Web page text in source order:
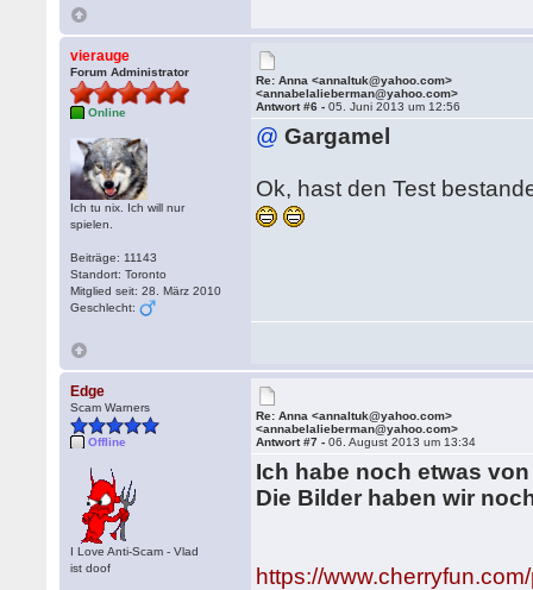
vierauge
Forum Administrator
Online
Ich tu nix. Ich will nur
spielen.
Beiträge: 11143
Standort: Toronto
Mitglied seit: 28. März 2010
Geschlecht:
Re: Anna <annaltuk@yahoo.com>
<annabelalieberman@yahoo.com>
Antwort #6 -05. Juni 2013 um 12:56
@ Gargamel
Ok, hast den Test
Edge
Scam Warners
Offline
I Love Anti-Scam - Vlad
ist doof
Re: Anna <annaltuk@yahoo.com>
<annabelalieberman@yahoo.com>
Antwort #7 -06. August 2013 um 13:34
Ich habe noch etwas
Die Bilder haben wir
https://